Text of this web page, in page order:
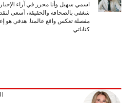
اسمي سهيل وأنا محرر في آراء
شغفي بالصحافة والحقيقة، أسعى
مفصلة تعكس واقع عالمنا. هدفي هو
كتاباتي.